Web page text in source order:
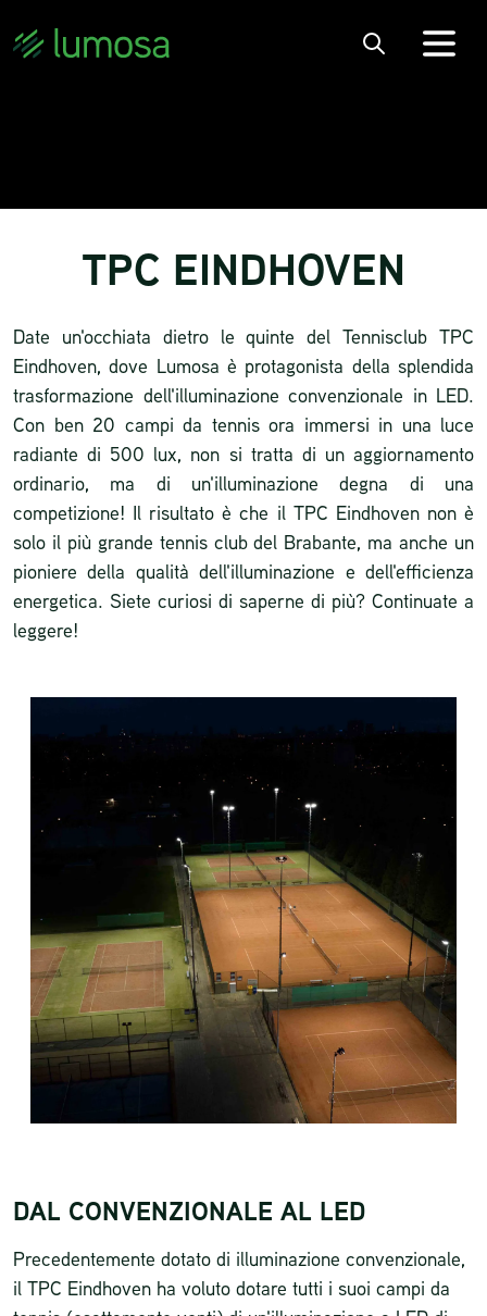
TPC EINDHOVEN
Date un'occhiata dietro le quinte del Tennisclub TPC
Eindhoven, dove Lumosa è protagonista della splendida
trasformazione dell'illuminazione convenzionale in LED.
Con ben 20 campi da tennis ora immersi in una luce
radiante di 500 lux, non si tratta di un aggiornamento
ordinario, ma di un'illuminazione degna di una
competizione! Il risultato è che il TPC Eindhoven non è
solo il più grande tennis club del Brabante, ma anche un
pioniere della qualità dell'illuminazione e dell'efficienza
energetica. Siete curiosi di saperne di più? Continuate a
leggere!
DAL CONVENZIONALE AL LED
Precedentemente dotato di illuminazione convenzionale,
il TPC Eindhoven ha voluto dotare tutti i suoi campi da